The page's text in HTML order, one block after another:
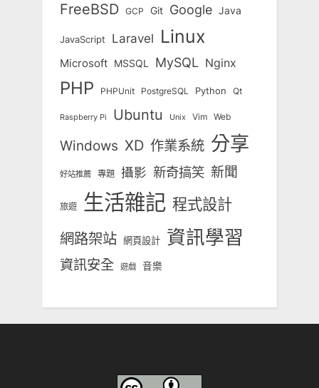
FreeBSD GCP Git Google Java
JavaScript Laravel Linux
Microsoft MSSQL MySQL Nginx
PHP PHPUnit PostgreSQL Python Qt
Raspberry Pi Ubuntu Unix Vim Web
Windows XD 作業系統 分享
好站推薦 專題 攝影 新奇搞笑 新聞
旅遊 生活雜記 程式設計
網路架站 網頁設計 資訊學習
資訊安全 遊戲 音樂